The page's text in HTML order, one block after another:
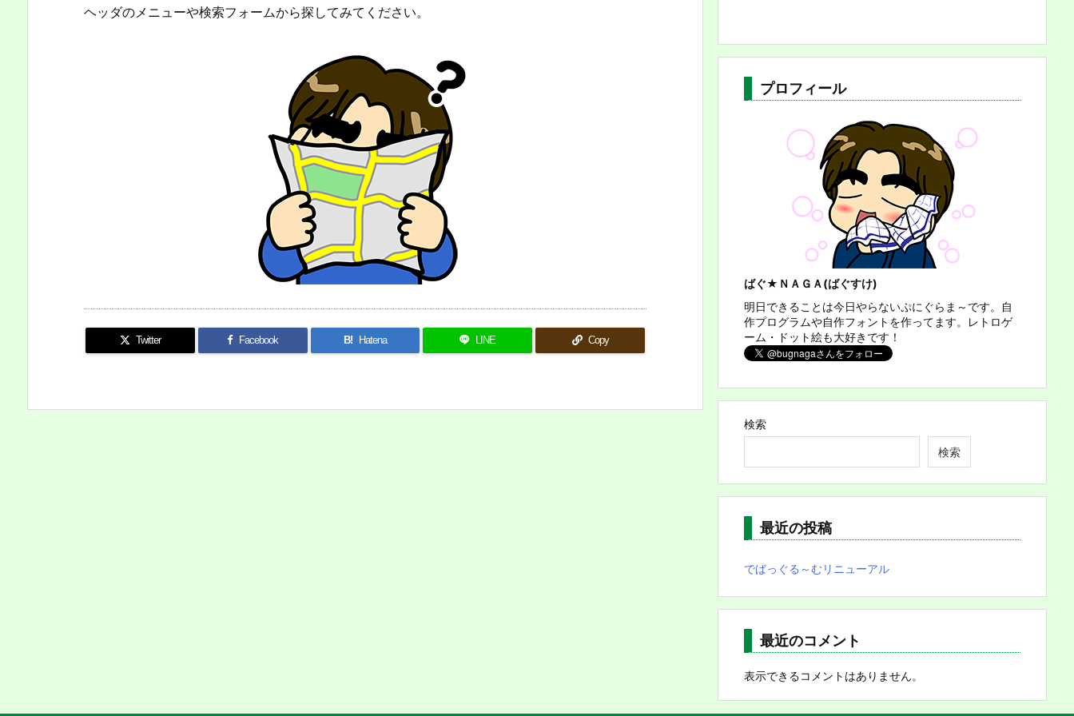
ヘッダのメニューや検索フォームから探してみてください。
Twitter Facebook B! Hatena LINE Copy
プロフィール
ばぐ★ＮＡＧＡ(ばぐすけ)
明日できることは今日やらないぷにぐらま～です。自
作プログラムや自作フォントを作ってます。レトロゲ
ーム・ドット絵も大好きです！
検索
検索
最近の投稿
でばっぐる～むリニューアル
最近のコメント
表示できるコメントはありません。